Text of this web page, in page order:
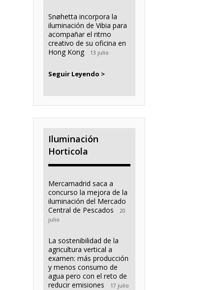
Snøhetta incorpora la
iluminación de Vibia para
acompañar el ritmo
creativo de su oficina en
Hong Kong
13 julio
Seguir Leyendo >
Iluminación
Horticola
Mercamadrid saca a
concurso la mejora de la
iluminación del Mercado
Central de Pescados
20
julio
La sostenibilidad de la
agricultura vertical a
examen: más producción
y menos consumo de
agua pero con el reto de
reducir emisiones
17 julio